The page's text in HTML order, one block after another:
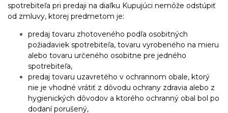
spotrebiteľa pri predaji na diaľku Kupujúci nemôže odstúpiť
od zmluvy, ktorej predmetom je:
predaj tovaru zhotoveného podľa osobitných
požiadaviek spotrebiteľa, tovaru vyrobeného na mieru
alebo tovaru určeného osobitne pre jedného
spotrebiteľa,
predaj tovaru uzavretého v ochrannom obale, ktorý
nie je vhodné vrátiť z dôvodu ochrany zdravia alebo z
hygienických dôvodov a ktorého ochranný obal bol po
dodaní porušený,